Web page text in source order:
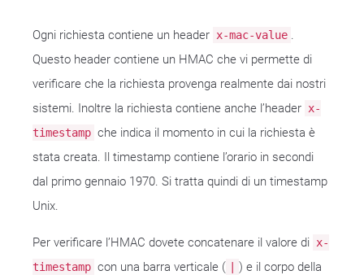
Ogni richiesta contiene un header x-mac-value .
Questo header contiene un HMAC che vi permette di
verificare che la richiesta provenga realmente dai nostri
sistemi. Inoltre la richiesta contiene anche l’header x-
timestamp che indica il momento in cui la richiesta è
stata creata. Il timestamp contiene l’orario in secondi
dal primo gennaio 1970. Si tratta quindi di un timestamp
Unix.
Per verificare l’HMAC dovete concatenare il valore di x-
timestamp con una barra verticale (
) e il corpo della